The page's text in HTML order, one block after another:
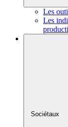
Les
Les
Sociétaux